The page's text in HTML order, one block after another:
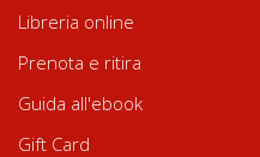
Libreria online
Prenota e ritira
Guida all'ebook
Gift Card